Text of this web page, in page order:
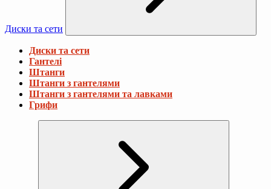
Диски та сети
Диски та сети
Гантелі
Штанги
Штанги з гантелями
Штанги з гантелями та лавками
Грифи